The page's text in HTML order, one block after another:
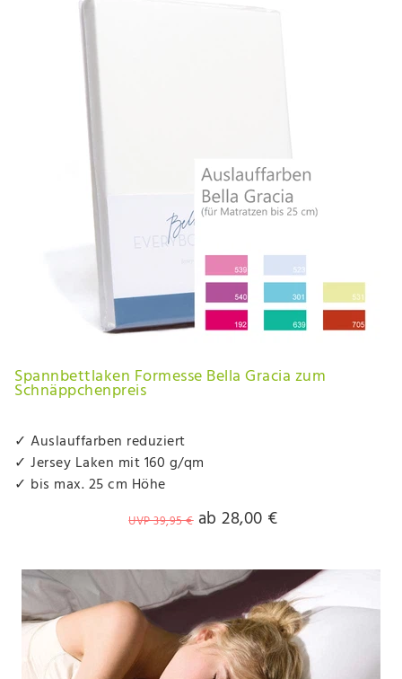
Spannbettlaken Formesse Bella Gracia zum
Schnäppchenpreis
✓ Auslauffarben reduziert
✓ Jersey Laken mit 160 g/qm
✓ bis max. 25 cm Höhe
UVP 39,95 € ab 28,00 €